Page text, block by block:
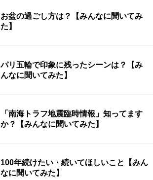
お盆の過ごし方は？【みんなに聞いてみ
た】
パリ五輪で印象に残ったシーンは？【み
んなに聞いてみた】
「南海トラフ地震臨時情報」知ってます
か？【みんなに聞いてみた】
100年続けたい・続いてほしいこと【みん
なに聞いてみた】